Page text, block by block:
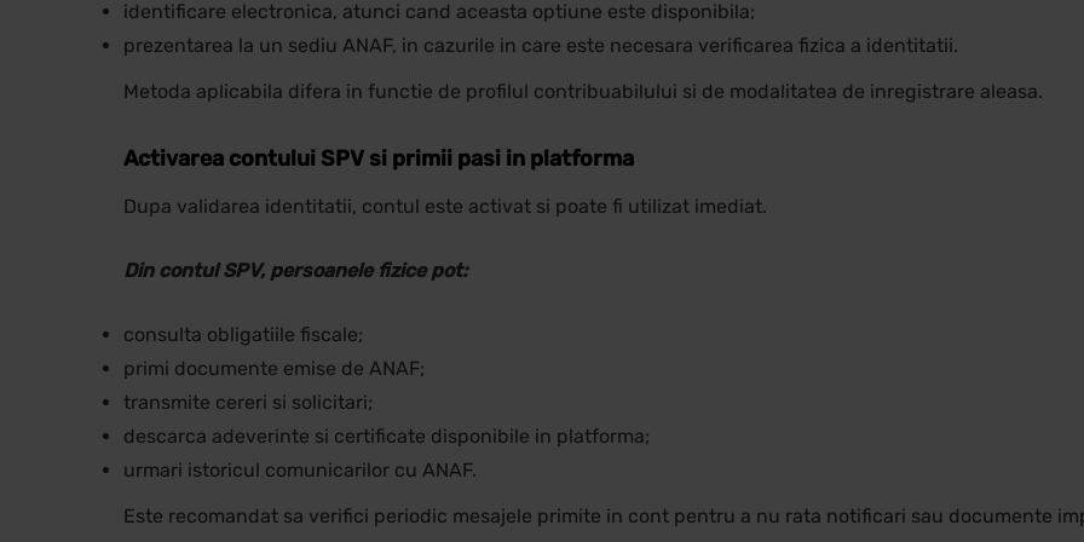
identificare electronica, atunci cand aceasta optiune este disponibila;
prezentarea la un sediu ANAF, in cazurile in care este necesara verificarea fizica a identitatii.
Metoda aplicabila difera in functie de profilul contribuabilului si de modalitatea de inregistrare aleasa.
Activarea contului SPV si primii pasi in platforma
Dupa validarea identitatii, contul este activat si poate fi utilizat imediat.
Din contul SPV, persoanele fizice pot:
consulta obligatiile fiscale;
primi documente emise de ANAF;
transmite cereri si solicitari;
descarca adeverinte si certificate disponibile in platforma;
urmari istoricul comunicarilor cu ANAF.
Este recomandat sa verifici periodic mesajele primite in cont pentru a nu rata notificari sau documente